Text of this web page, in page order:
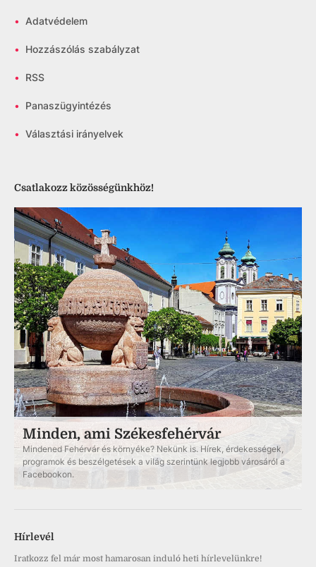
• Adatvédelem
• Hozzászólás szabályzat
• RSS
• Panaszügyintézés
• Választási irányelvek
Csatlakozz közösségünkhöz!
Minden, ami Székesfehérvár
Mindened Fehérvár és környéke? Nekünk is. Hírek, érdekességek,
programok és beszélgetések a világ szerintünk legjobb városáról a
Facebookon.
Hírlevél
Iratkozz fel már most hamarosan induló heti hírlevelünkre!